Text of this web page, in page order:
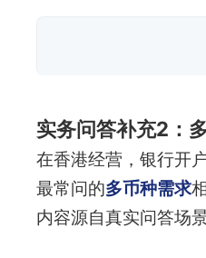
实务问答补充2：
在香港经营，银行开
最常问的多币种需求
内容源自真实问答场